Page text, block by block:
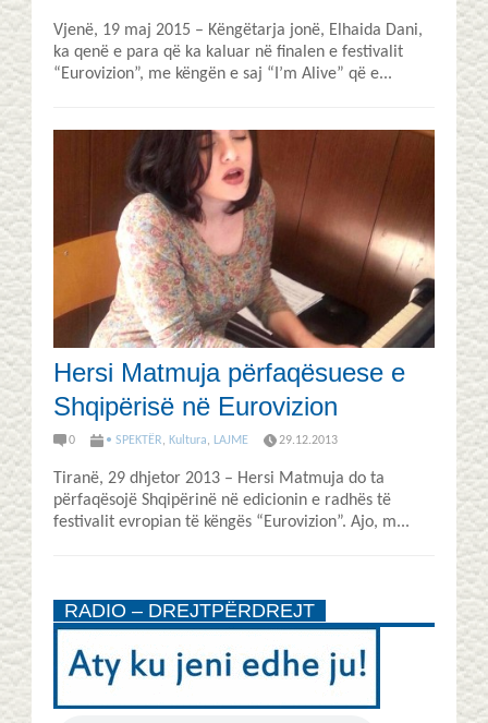
Vjenë, 19 maj 2015 – Këngëtarja jonë, Elhaida Dani,
ka qenë e para që ka kaluar në finalen e festivalit
“Eurovizion”, me këngën e saj “I’m Alive” që e...
Hersi Matmuja përfaqësuese e
Shqipërisë në Eurovizion
0 • SPEKTËR, Kultura, LAJME 29.12.2013
Tiranë, 29 dhjetor 2013 – Hersi Matmuja do ta
përfaqësojë Shqipërinë në edicionin e radhës të
festivalit evropian të këngës “Eurovizion”. Ajo, m...
RADIO – DREJTPËRDREJT